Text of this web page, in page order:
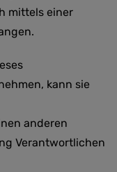
mittels einer
kann sie
anderen
Verantwortlichen